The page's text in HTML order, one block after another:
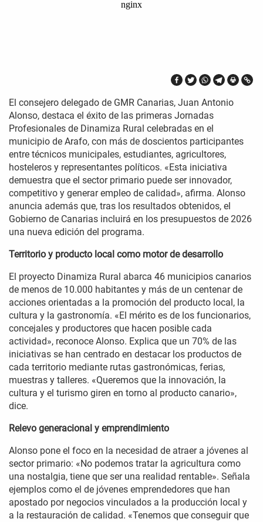
El consejero delegado de GMR Canarias, Juan Antonio
Alonso, destaca el éxito de las primeras Jornadas
Profesionales de Dinamiza Rural celebradas en el
municipio de Arafo, con más de doscientos participantes
entre técnicos municipales, estudiantes, agricultores,
hosteleros y representantes políticos. «Esta iniciativa
demuestra que el sector primario puede ser innovador,
competitivo y generar empleo de calidad», afirma. Alonso
anuncia además que, tras los resultados obtenidos, el
Gobierno de Canarias incluirá en los presupuestos de 2026
una nueva edición del programa.
Territorio y producto local como motor de desarrollo
El proyecto Dinamiza Rural abarca 46 municipios canarios
de menos de 10.000 habitantes y más de un centenar de
acciones orientadas a la promoción del producto local, la
cultura y la gastronomía. «El mérito es de los funcionarios,
concejales y productores que hacen posible cada
actividad», reconoce Alonso. Explica que un 70% de las
iniciativas se han centrado en destacar los productos de
cada territorio mediante rutas gastronómicas, ferias,
muestras y talleres. «Queremos que la innovación, la
cultura y el turismo giren en torno al producto canario»,
dice.
Relevo generacional y emprendimiento
Alonso pone el foco en la necesidad de atraer a jóvenes al
sector primario: «No podemos tratar la agricultura como
una nostalgia, tiene que ser una realidad rentable». Señala
ejemplos como el de jóvenes emprendedores que han
apostado por negocios vinculados a la producción local y
a la restauración de calidad. «Tenemos que conseguir que